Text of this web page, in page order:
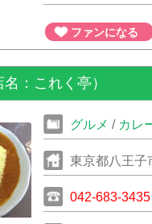
ファンになる
：これく亭）
グルメ / カレ
東京都八王子
042-683-3435